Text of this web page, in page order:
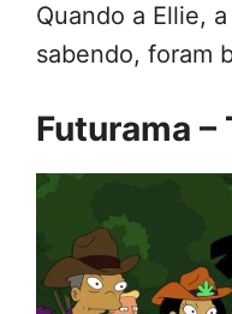
Quando a Ellie,
sabendo, foram
Futurama –